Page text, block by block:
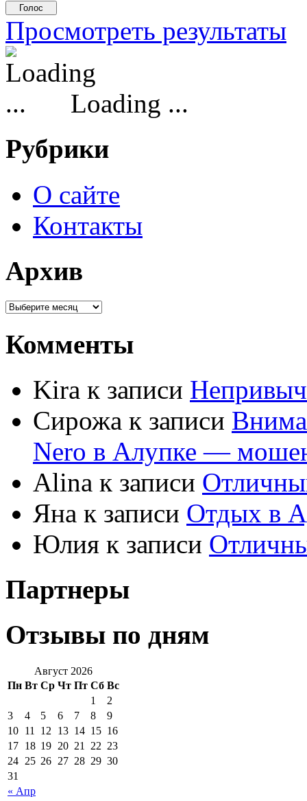
Просмотреть результаты
Loading ...
Рубрики
О сайте
Контакты
Архив
Комменты
Kira к записи
Сирожа к записи
Nero в Алупке —
Alina к записи
Яна к записи Отдых в
Юлия к записи
Партнеры
Отзывы по дням
Август 2026
Пн Вт Ср Чт Пт Сб Вс
« Апр
1
2
3
4 5 6 7 8
9
10 11 12 13 14 15 16
17 18 19 20 21 22 23
24 25 26 27 28 29 30
31